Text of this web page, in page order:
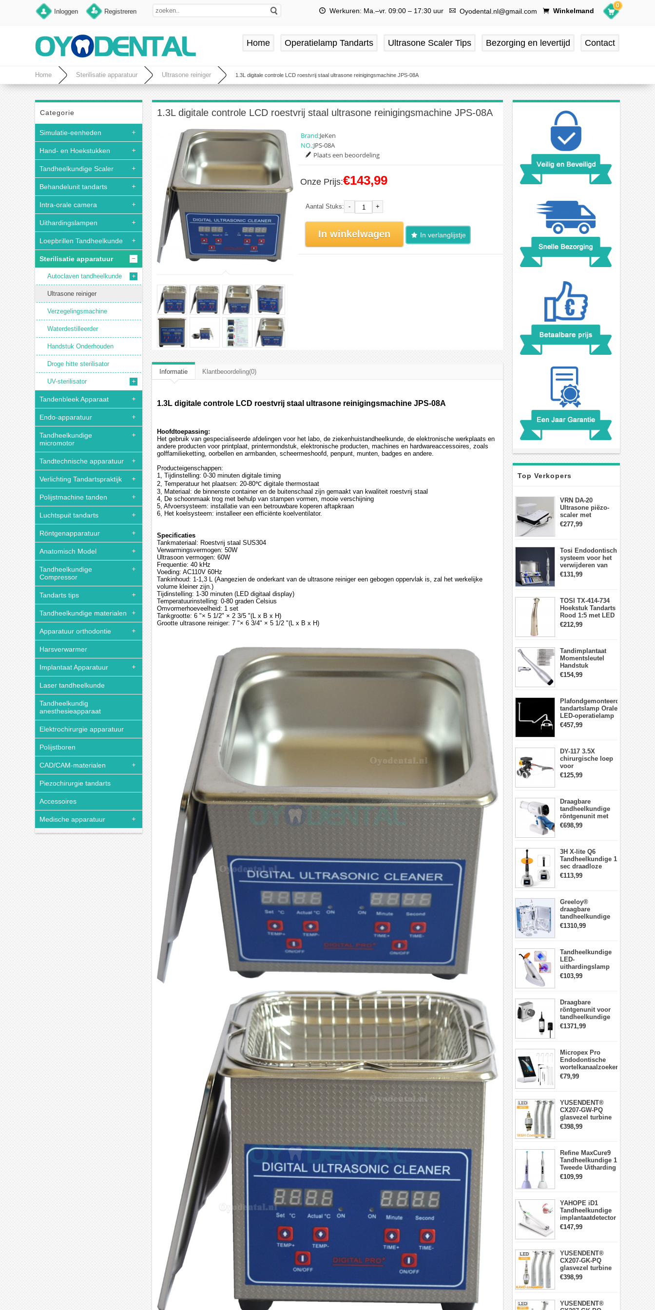
Inloggen Registreren Werkuren: Ma.–vr. 09:00 – 17:30 uur Oyodental.nl@gmail.com Winkelmand
0
Home Operatielamp Tandarts Ultrasone Scaler Tips Bezorging en levertijd Contact
Home Sterilisatie apparatuur Ultrasone reiniger 1.3L digitale controle LCD roestvrij staal ultrasone reinigingsmachine JPS-08A
Categorie
Simulatie-eenheden
Hand- en Hoekstukken
Tandheelkundige Scaler
Behandelunit tandarts
Intra-orale camera
Uithardingslampen
Loepbrillen Tandheelkunde
Sterilisatie apparatuur
Autoclaven tandheelkunde
Ultrasone reiniger
Verzegelingsmachine
Waterdestilleerder
Handstuk Onderhouden
Droge hitte sterilisator
UV-sterilisator
Tandenbleek Apparaat
Endo-apparatuur
Tandheelkundige
micromotor
Tandtechnische apparatuur
Verlichting Tandartspraktijk
Polijstmachine tanden
Luchtspuit tandarts
Röntgenapparatuur
Anatomisch Model
Tandheelkundige
Compressor
Tandarts tips
Tandheelkundige materialen
Apparatuur orthodontie
Harsverwarmer
Implantaat Apparatuur
Laser tandheelkunde
Tandheelkundig
anesthesieapparaat
Elektrochirurgie apparatuur
Polijstboren
CAD/CAM-materialen
Piezochirurgie tandarts
Accessoires
Medische apparatuur
Top Verkopers
VRN DA-20
Ultrasone piëzo-
scaler met
waterfles Fit EMS
draadloos
€277,99
Tosi Endodontisch
systeem voor het
verwijderen van
gebroken vijlen
wortelkanaalvijlextractorkit
€131,99
TOSI TX-414-734
Hoekstuk Tandarts
Rood 1:5 met LED
Licht Mini hoofd
€212,99
Tandimplantaat
Momentsleutel
Handstuk
Universele met 12
Schroevendraaiers
€154,99
Plafondgemonteerde
tandartslamp Orale
LED-operatielamp
Examenschaduwloze
6 LED-lens met
€457,99
DY-117 3.5X
chirurgische loep
voor
tandheelkunde +
DY-010 draadloze
€125,99
Draagbare
tandheelkundige
röntgenunit met
hoge frequentie
intraorale
€698,99
3H X-lite Q6
Tandheelkundige 1
sec draadloze
LED-
Uithardingslamp
behuizing
€113,99
Greeloy®
draagbare
tandheelkundige
Eenheid met
luchtCompressor
ultrasone scaler)
€1310,99
Tandheelkundige
LED-
uithardingslamp
Draadloos met
lichtmeter 2000
€103,99
Draagbare
röntgenunit voor
tandheelkundige
apparatuur met
hoge frequentie +
€1371,99
Micropex Pro
Endodontische
wortelkanaalzoeker
Apex Locator voor
kanaallengtemeting
€79,99
YUSENDENT®
CX207-GW-PQ
glasvezel turbine
handstuk W&H
compatibel
€398,99
Refine MaxCure9
Tandheelkundige 1
Tweede Uitharding
LED-
uithardingslamp
€109,99
YAHOPE iD1
Tandheelkundige
implantaatdetector
implantaatlocator
slimme
€147,99
YUSENDENT®
CX207-GK-PQ
glasvezel turbine
handstuk KAVO-
compatibel
x3)
€398,99
YUSENDENT®
1.3L digitale controle LCD roestvrij staal ultrasone reinigingsmachine JPS-08A
Brand:JeKen
NO.:JPS-08A
Plaats een beoordeling
Onze Prijs:€143,99
Aantal Stuks: - +
In winkelwagen In verlanglijstje
Informatie Klantbeoordeling(0)
1.3L digitale controle LCD roestvrij staal ultrasone reinigingsmachine JPS-08A
Hoofdtoepassing:
Het gebruik van gespecialiseerde afdelingen voor het labo, de ziekenhuistandheelkunde, de elektronische werkplaats en
andere producten voor printplaat, printermondstuk, elektronische producten, machines en hardwareaccessoires, zoals
golffamilieketting, oorbellen en armbanden, scheermeshoofd, penpunt, munten, badges en andere.
Producteigenschappen:
1, Tijdinstelling: 0-30 minuten digitale timing
2, Temperatuur het plaatsen: 20-80℃ digitale thermostaat
3, Materiaal: de binnenste container en de buitenschaal zijn gemaakt van kwaliteit roestvrij staal
4, De schoonmaak trog met behulp van stampen vormen, mooie verschijning
5, Afvoersysteem: installatie van een betrouwbare koperen aftapkraan
6, Het koelsysteem: installeer een efficiënte koelventilator.
Specificaties
Tankmateriaal: Roestvrij staal SUS304
Verwarmingsvermogen: 50W
Ultrasoon vermogen: 60W
Frequentie: 40 kHz
Voeding: AC110V 60Hz
Tankinhoud: 1-1,3 L (Aangezien de onderkant van de ultrasone reiniger een gebogen oppervlak is, zal het werkelijke
volume kleiner zijn.)
Tijdinstelling: 1-30 minuten (LED digitaal display)
Temperatuurinstelling: 0-80 graden Celsius
Omvormerhoeveelheid: 1 set
Tankgrootte: 6 "× 5 1/2" × 2 3/5 "(L x B x H)
Grootte ultrasone reiniger: 7 "× 6 3/4" × 5 1/2 "(L x B x H)